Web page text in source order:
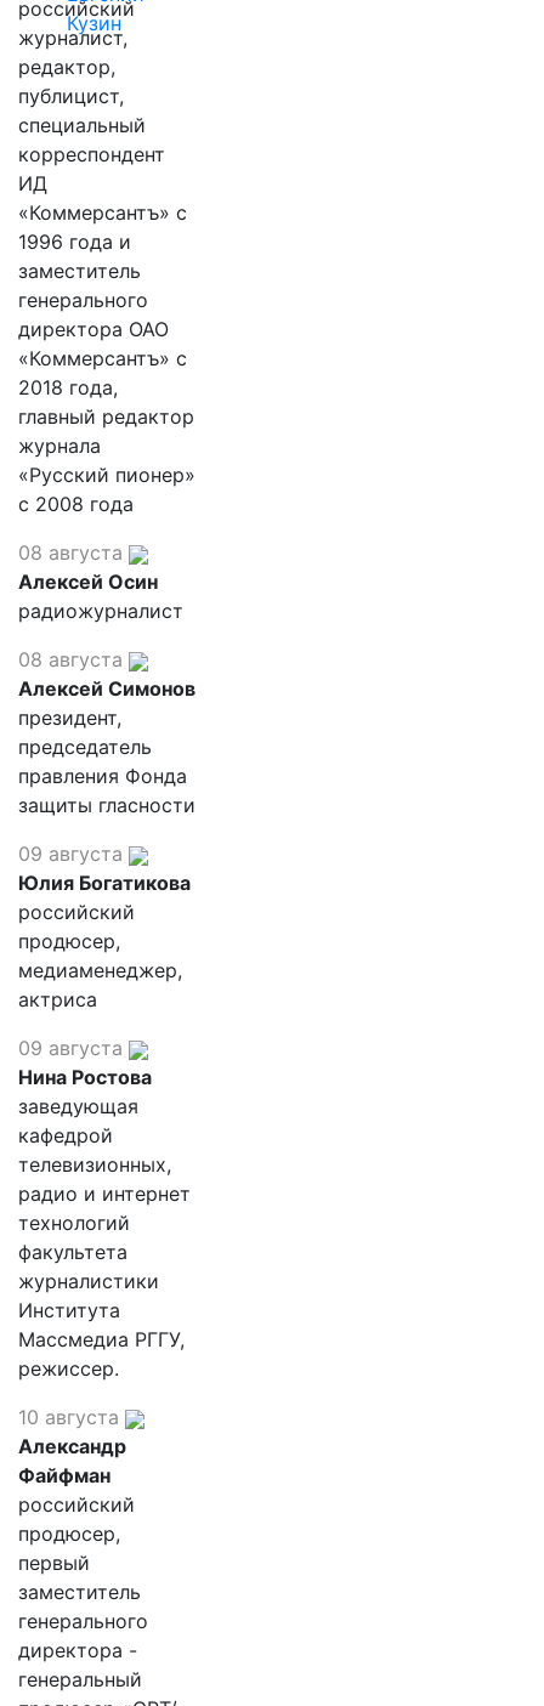
Кузин
российский
журналист,
редактор,
публицист,
специальный
корреспондент
ИД
«Коммерсантъ» с
1996 года и
заместитель
генерального
директора ОАО
«Коммерсантъ» с
2018 года,
главный редактор
журнала
«Русский пионер»
с 2008 года
08 августа
Алексей Осин
радиожурналист
08 августа
Алексей Симонов
президент,
председатель
правления Фонда
защиты гласности
09 августа
Юлия Богатикова
российский
продюсер,
медиаменеджер,
актриса
09 августа
Нина Ростова
заведующая
кафедрой
телевизионных,
радио и интернет
технологий
факультета
журналистики
Института
Массмедиа РГГУ,
режиссер.
10 августа
Александр
Файфман
российский
продюсер,
первый
заместитель
генерального
директора -
генеральный